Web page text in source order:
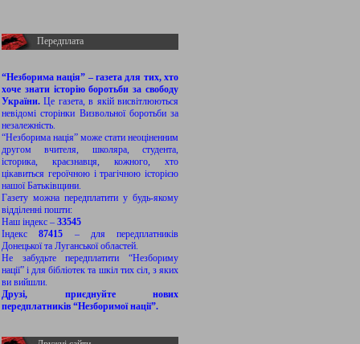
Передплата
“Незборима нація” – газета для тих, хто
хоче знати історію боротьби за свободу
України.Це газета, в якій висвітлюються
невідомі сторінки Визвольної боротьби за
незалежність.
“Незборима нація” може стати неоціненним
другом вчителя, школяра, студента,
історика, краєзнавця, кожного, хто
цікавиться героїчною і трагічною історією
нашої Батьківщини.
Газету можна передплатити у будь-якому
відділенні пошти:
Наш індекс – 33545
Індекс87415 – для передплатників
Донецької та Луганської областей.
Не забудьте передплатити “Незбориму
нації” і для бібліотек та шкіл тих сіл, з яких
ви вийшли.
Друзі, приєднуйте нових
передплатників “Незборимої нації”.